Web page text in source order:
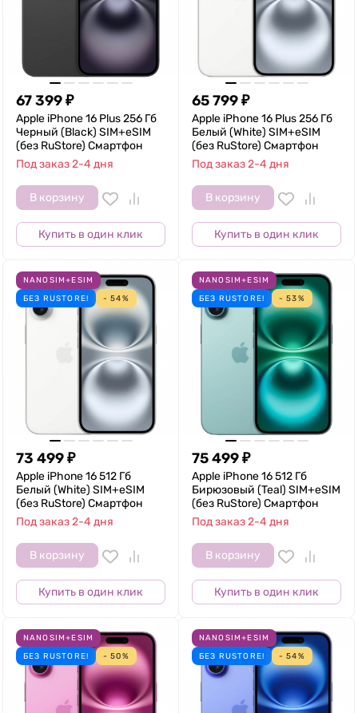
67 399₽
Apple iPhone 16 Plus 256 Гб
Черный (Black) SIM+eSIM
(без RuStore) Смартфон
Под заказ 2-4 дня
В корзину
Купить в один клик
65 799₽
Apple iPhone 16 Plus 256 Гб
Белый (White) SIM+eSIM
(без RuStore) Смартфон
Под заказ 2-4 дня
В корзину
Купить в один клик
NANOSIM+ESIM
БЕЗ RUSTORE!
- 54%
73 499₽
Apple iPhone 16 512 Гб
Белый (White) SIM+eSIM
(без RuStore) Смартфон
Под заказ 2-4 дня
В корзину
Купить в один клик
NANOSIM+ESIM
БЕЗ RUSTORE!
- 53%
75 499₽
Apple iPhone 16 512 Гб
Бирюзовый (Teal) SIM+eSIM
(без RuStore) Смартфон
Под заказ 2-4 дня
В корзину
Купить в один клик
NANOSIM+ESIM
БЕЗ RUSTORE!
- 50%
NANOSIM+ESIM
БЕЗ RUSTORE!
- 54%